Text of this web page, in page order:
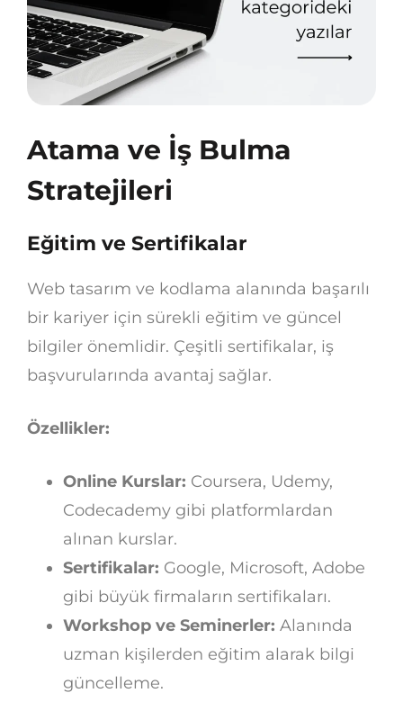
Atama ve İş Bulma
Stratejileri
Eğitim ve Sertifikalar
Web tasarım ve kodlama alanında başarılı
bir kariyer için sürekli eğitim ve güncel
bilgiler önemlidir. Çeşitli sertifikalar, iş
başvurularında avantaj sağlar.
Özellikler:
Online Kurslar: Coursera, Udemy,
Codecademy gibi platformlardan
alınan kurslar.
Sertifikalar: Google, Microsoft, Adobe
gibi büyük firmaların sertifikaları.
Workshop ve Seminerler: Alanında
uzman kişilerden eğitim alarak bilgi
güncelleme.